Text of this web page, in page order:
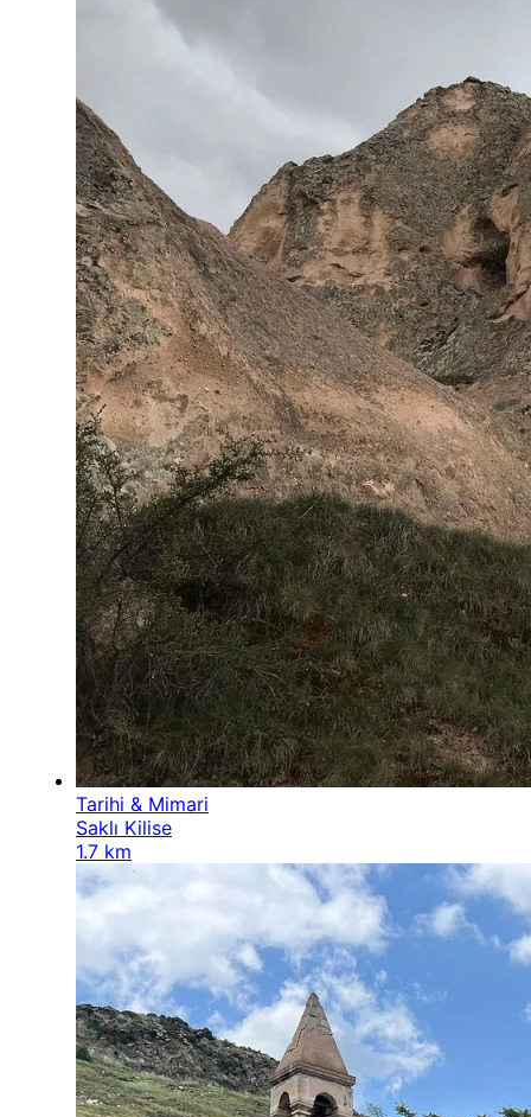
Tarihi & Mimari
Saklı Kilise
1.7 km